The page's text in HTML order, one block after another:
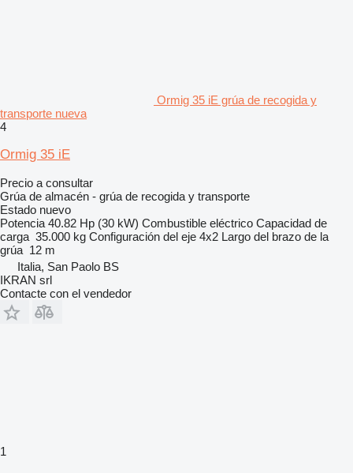
Ormig 35 iE grúa de recogida y
transporte nueva
4
Ormig 35 iE
Precio a consultar
Grúa de almacén - grúa de recogida y transporte
Estado nuevo
Potencia 40.82 Hp (30 kW) Combustible eléctrico Capacidad de
carga 35.000 kg Configuración del eje 4x2 Largo del brazo de la
grúa 12 m
Italia, San Paolo BS
IKRAN srl
Contacte con el vendedor
1